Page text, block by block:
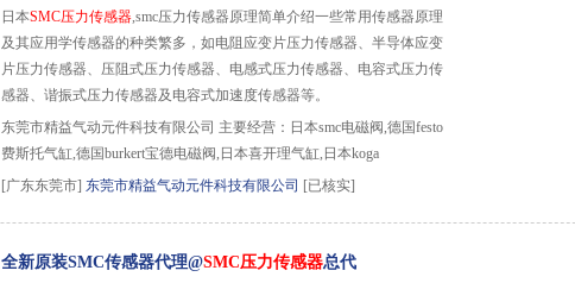
日本SMC压力传感器,smc压力传感器原理简单介绍一些常用传感器原理
及其应用学传感器的种类繁多，如电阻应变片压力传感器、半导体应变
片压力传感器、压阻式压力传感器、电感式压力传感器、电容式压力传
感器、谐振式压力传感器及电容式加速度传感器等。
东莞市精益气动元件科技有限公司 主要经营：日本smc电磁阀,德国festo
费斯托气缸,德国burkert宝德电磁阀,日本喜开理气缸,日本koga
[广东东莞市] 东莞市精益气动元件科技有限公司 [已核实]
全新原装SMC传感器代理@SMC压力传感器总代